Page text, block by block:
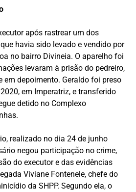
após rastrear um dos
havia sido levado e vendido por
no bairro Divineia. O aparelho foi
levaram à prisão do pedreiro,
em depoimento. Geraldo foi preso
em Imperatriz, e transferido
detido no Complexo
realizado no dia 24 de junho
negou participação no crime,
do executor e das evidências
Viviane Fontenele, chefe do
da SHPP. Segundo ela, o